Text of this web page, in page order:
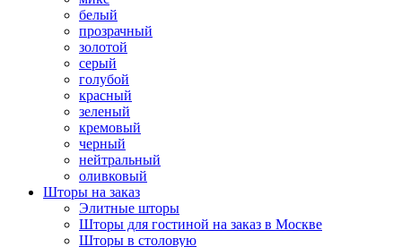
белый
прозрачный
золотой
серый
голубой
красный
зеленый
кремовый
черный
нейтральный
оливковый
Шторы на заказ
Элитные шторы
Шторы для гостиной на заказ в Москве
Шторы в столовую